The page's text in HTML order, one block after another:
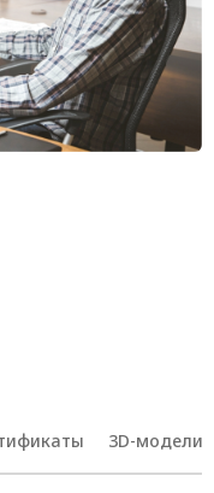
3D-модели